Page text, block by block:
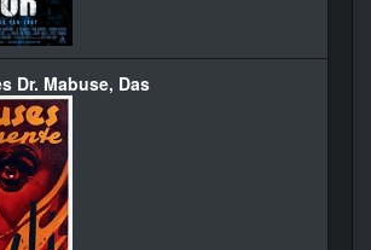
Dr. Mabuse, Das